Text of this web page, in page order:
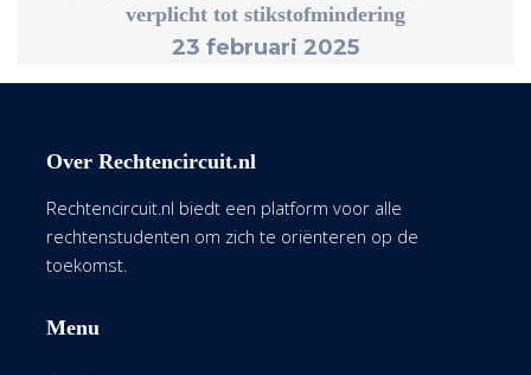
verplicht tot stikstofmindering
23 februari 2025
Over Rechtencircuit.nl
Rechtencircuit.nl biedt een platform voor alle
rechtenstudenten om zich te oriënteren op de
toekomst.
Menu